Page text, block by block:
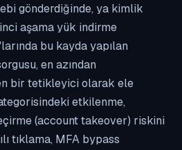
gönderdiğinde, ya kimlik
aşama yük indirme
bu kayda yapılan
en azından
bir tetikleyici olarak ele
etkilenme,
(account takeover) riskini
tıklama, MFA bypass